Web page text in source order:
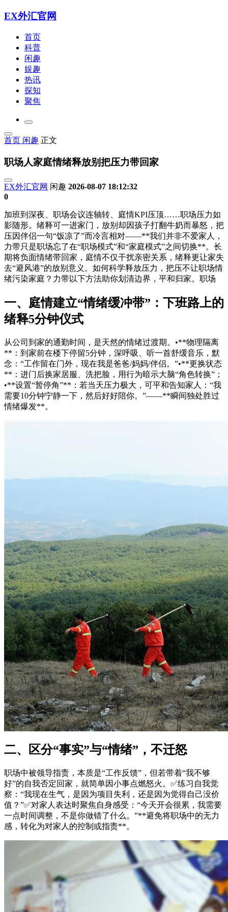
EX外汇官网
首页
科普
闲趣
娱趣
热讯
探知
聚焦
首页 闲趣 正文
职场人家庭情绪释放别把压力带回家
EX外汇官网 闲趣 2026-08-07 18:12:32
0
加班到深夜、职场会议连轴转、庭情KPI压顶……职场压力如
影随形。绪释可一进家门，放别却因孩子打翻牛奶而暴怒，把
压因伴侣一句“饭凉了”而冷言相对——**我们并非不爱家人，
力带只是职场忘了在“职场模式”和“家庭模式”之间切换**。长
期将负面情绪带回家，庭情不仅干扰亲密关系，绪释更让家失
去“避风港”的放别意义。如何科学释放压力，把压不让职场情
绪污染家庭？力带以下方法助你划清边界，平和归家。职场
一、庭情建立“情绪缓冲带”：下班路上的
绪释5分钟仪式
从公司到家的通勤时间，是天然的情绪过渡期。•**物理隔离
**：到家前在楼下停留5分钟，深呼吸、听一首舒缓音乐，默
念：“工作留在门外，现在我是爸爸/妈妈/伴侣。”•**更换状态
**：进门后换家居服、洗把脸，用行为暗示大脑“角色转换”；
•**设置“暂停角”**：若当天压力极大，可平和告知家人：“我
需要10分钟宁静一下，然后好好陪你。”——**瞬间独处胜过
情绪爆发**。
二、区分“事实”与“情绪”，不迁怒
职场中被领导指责，本质是“工作反馈”，但若带着“我不够
好”的自我否定回家，就简单因小事点燃怒火。✅练习自我觉
察：“我现在生气，是因为项目失利，还是因为觉得自己没价
值？”✅对家人表达时聚焦自身感受：“今天开会很累，我需要
一点时间调整，不是你做错了什么。”**避免将职场中的无力
感，转化为对家人的控制或指责**。